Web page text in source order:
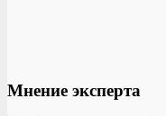
Мнение эксперта